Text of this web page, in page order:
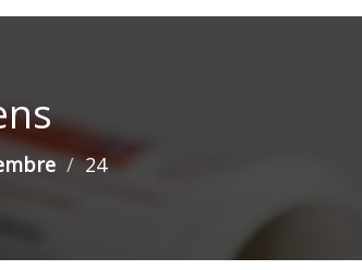
24